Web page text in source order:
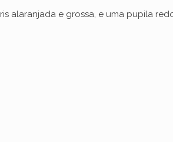
alaranjada e grossa, e uma pupila